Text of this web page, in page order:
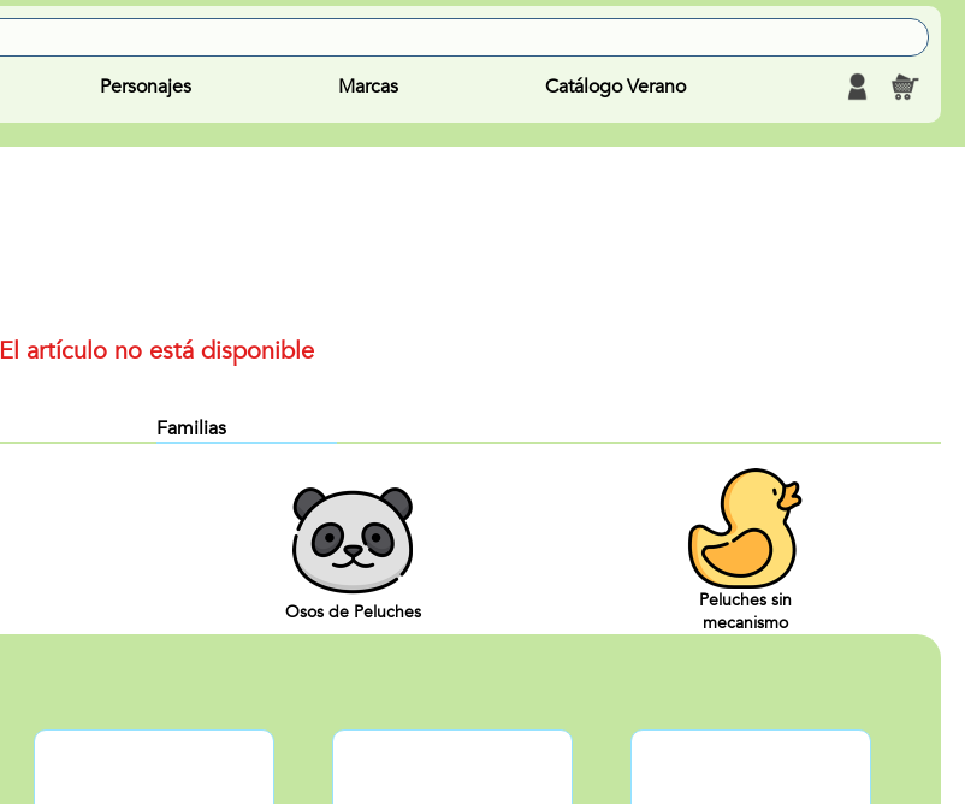
Personajes Marcas Catálogo Verano
El artículo no está disponible
Familias
Osos de Peluches
Peluches sin
mecanismo